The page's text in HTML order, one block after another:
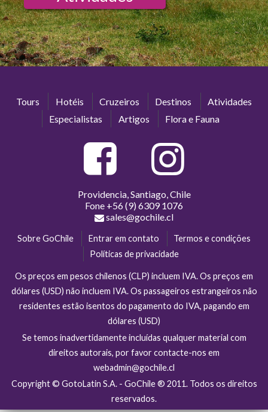
Tours Hotéis Cruzeiros Destinos
Atividades
Especialistas
Artigos Flora e Fauna
Providencia, Santiago, Chile
Fone +56 (9) 6309 1076
sales@gochile.cl
Sobre GoChile Entrar em contato
Termos e condições
Políticas de privacidade
Os preços em pesos chilenos (CLP) incluem IVA. Os preços em
dólares (USD) não incluem IVA. Os passageiros estrangeiros não
residentes estão isentos do pagamento do IVA, pagando em
dólares (USD)
Se temos inadvertidamente incluídas qualquer material com
direitos autorais, por favor contacte-nos em
webadmin@gochile.cl
Copyright © GotoLatin S.A. - GoChile ® 2011. Todos os direitos
reservados.